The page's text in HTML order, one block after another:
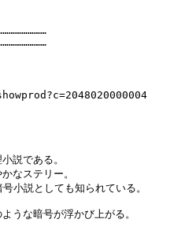
説である。
なステリー。
小説としても知られている。
うな暗号が浮かび上がる。